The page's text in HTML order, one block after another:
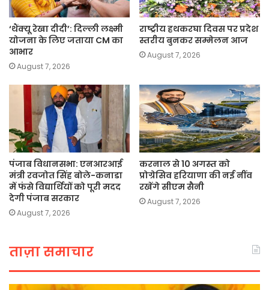
‘थैंक्यू रेखा दीदी’: दिल्ली लक्ष्मी
योजना के लिए जताया CM का
आभार
August 7, 2026
राष्ट्रीय हथकरघा दिवस पर प्रदेश
स्तरीय बुनकर सम्मेलन आज
August 7, 2026
पंजाब विधानसभा: एनआरआई
मंत्री रवजोत सिंह बोले-कनाडा
में फंसे विद्यार्थियों को पूरी मदद
देगी पंजाब सरकार
August 7, 2026
करनाल से 10 अगस्त को
प्रोग्रेसिव हरियाणा की नई नींव
रखेंगे सीएम सैनी
August 7, 2026
ताज़ा समाचार